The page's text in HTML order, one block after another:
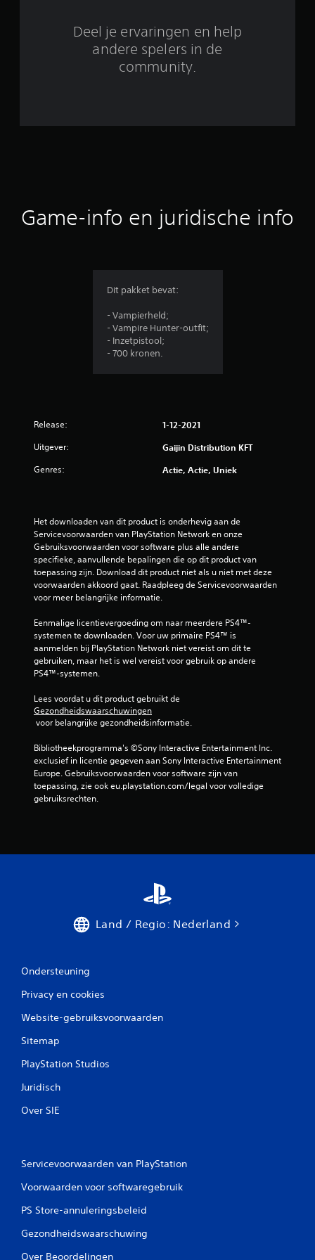
e
n
Deel je ervaringen en help
andere spelers in de
community.
Game-info en juridische info
Dit pakket bevat:
- Vampierheld;
- Vampire Hunter-outfit;
- Inzetpistool;
- 700 kronen.
Release: 1-12-2021
Uitgever: Gaijin Distribution KFT
Genres: Actie, Actie, Uniek
Het downloaden van dit product is onderhevig aan de
Servicevoorwaarden van PlayStation Network en onze
Gebruiksvoorwaarden voor software plus alle andere
specifieke, aanvullende bepalingen die op dit product van
toepassing zijn. Download dit product niet als u niet met deze
voorwaarden akkoord gaat. Raadpleeg de Servicevoorwaarden
voor meer belangrijke informatie.
Eenmalige licentievergoeding om naar meerdere PS4™-
systemen te downloaden. Voor uw primaire PS4™ is
aanmelden bij PlayStation Network niet vereist om dit te
gebruiken, maar het is wel vereist voor gebruik op andere
PS4™-systemen.
Lees voordat u dit product gebruikt de
Gezondheidswaarschuwingen
voor belangrijke gezondheidsinformatie.
Bibliotheekprogramma's ©Sony Interactive Entertainment Inc.
exclusief in licentie gegeven aan Sony Interactive Entertainment
Europe. Gebruiksvoorwaarden voor software zijn van
toepassing, zie ook eu.playstation.com/legal voor volledige
gebruiksrechten.
Land / Regio: Nederland
Ondersteuning
Privacy en cookies
Website-gebruiksvoorwaarden
Sitemap
PlayStation Studios
Juridisch
Over SIE
Servicevoorwaarden van PlayStation
Voorwaarden voor softwaregebruik
PS Store-annuleringsbeleid
Gezondheidswaarschuwing
Over Beoordelingen